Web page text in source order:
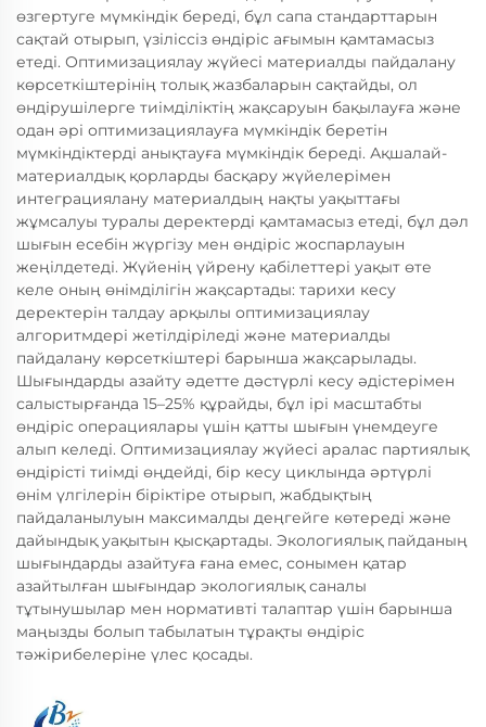
өзгертуге мүмкіндік береді, бұл сапа стандарттарын
сақтай отырып, үзіліссіз өндіріс ағымын қамтамасыз
етеді. Оптимизациялау жүйесі материалды пайдалану
көрсеткіштерінің толық жазбаларын сақтайды, ол
өндірушілерге тиімділіктің жақсаруын бақылауға және
одан әрі оптимизациялауға мүмкіндік беретін
мүмкіндіктерді анықтауға мүмкіндік береді. Ақшалай-
материалдық қорларды басқару жүйелерімен
интеграциялану материалдың нақты уақыттағы
жұмсалуы туралы деректерді қамтамасыз етеді, бұл дәл
шығын есебін жүргізу мен өндіріс жоспарлауын
жеңілдетеді. Жүйенің үйрену қабілеттері уақыт өте
келе оның өнімділігін жақсартады: тарихи кесу
деректерін талдау арқылы оптимизациялау
алгоритмдері жетілдіріледі және материалды
пайдалану көрсеткіштері барынша жақсарылады.
Шығындарды азайту әдетте дәстүрлі кесу әдістерімен
салыстырғанда 15–25% құрайды, бұл ірі масштабты
өндіріс операциялары үшін қатты шығын үнемдеуге
алып келеді. Оптимизациялау жүйесі аралас партиялық
өндірісті тиімді өңдейді, бір кесу циклында әртүрлі
өнім үлгілерін біріктіре отырып, жабдықтың
пайдаланылуын максималды деңгейге көтереді және
дайындық уақытын қысқартады. Экологиялық пайданың
шығындарды азайтуға ғана емес, сонымен қатар
азайтылған шығындар экологиялық саналы
тұтынушылар мен нормативті талаптар үшін барынша
маңызды болып табылатын тұрақты өндіріс
тәжірибелеріне үлес қосады.